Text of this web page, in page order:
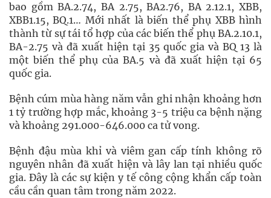
bao gồm BA.2.74, BA 2.75, BA2.76, BA 2.12.1, XBB,
XBB1.15, BQ.1… Mới nhất là biến thể phụ XBB hình
thành từ sự tái tổ hợp của các biến thể phụ BA.2.10.1,
BA-2.75 và đã xuất hiện tại 35 quốc gia và BQ 13 là
một biến thể phụ của BA.5 và đã xuất hiện tại 65
quốc gia.
Bệnh cúm mùa hàng năm vẫn ghi nhận khoảng hơn
1 tỷ trường hợp mắc, khoảng 3-5 triệu ca bệnh nặng
và khoảng 291.000-646.000 ca tử vong.
Bệnh đậu mùa khỉ và viêm gan cấp tính không rõ
nguyên nhân đã xuất hiện và lây lan tại nhiều quốc
gia. Đây là các sự kiện y tế công cộng khẩn cấp toàn
cầu cần quan tâm trong năm 2022.